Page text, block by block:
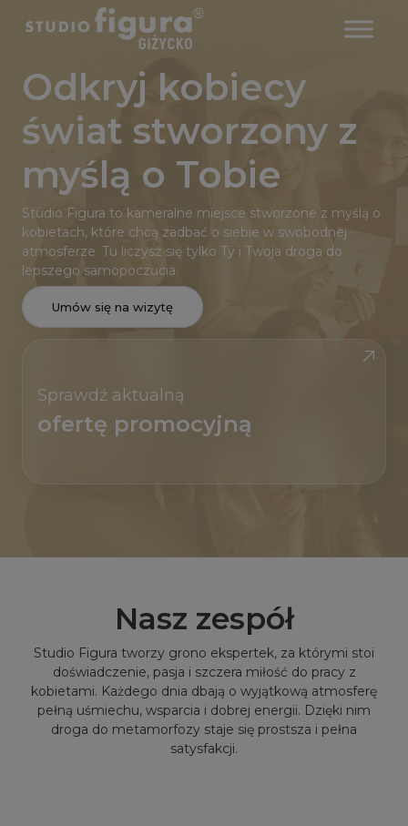
Odkryj kobiecy
świat stworzony z
myślą o Tobie
Studio Figura to kameralne miejsce stworzone z myślą o
kobietach, które chcą zadbać o siebie w swobodnej
atmosferze. Tu liczysz się tylko Ty i Twoja droga do
lepszego samopoczucia.
Umów się na wizytę
Sprawdź aktualną
ofertę promocyjną
Nasz zespół
Studio Figura tworzy grono ekspertek, za którymi stoi
doświadczenie, pasja i szczera miłość do pracy z
kobietami. Każdego dnia dbają o wyjątkową atmosferę
pełną uśmiechu, wsparcia i dobrej energii. Dzięki nim
droga do metamorfozy staje się prostsza i pełna
satysfakcji.